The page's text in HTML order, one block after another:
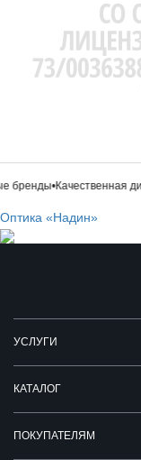
бренды•Качественная
Оптика «Надин»
УСЛУГИ
КАТАЛОГ
ПОКУПАТЕЛЯМ